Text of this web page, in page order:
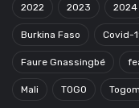
2022 2023 2024
Burkina Faso Covid-
Faure Gnassingbé
Mali TOGO